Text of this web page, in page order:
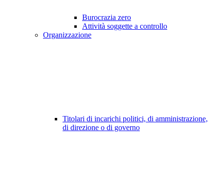
Burocrazia zero
Attività soggette a controllo
Organizzazione
Titolari di incarichi politici, di amministrazione,
di direzione o di governo